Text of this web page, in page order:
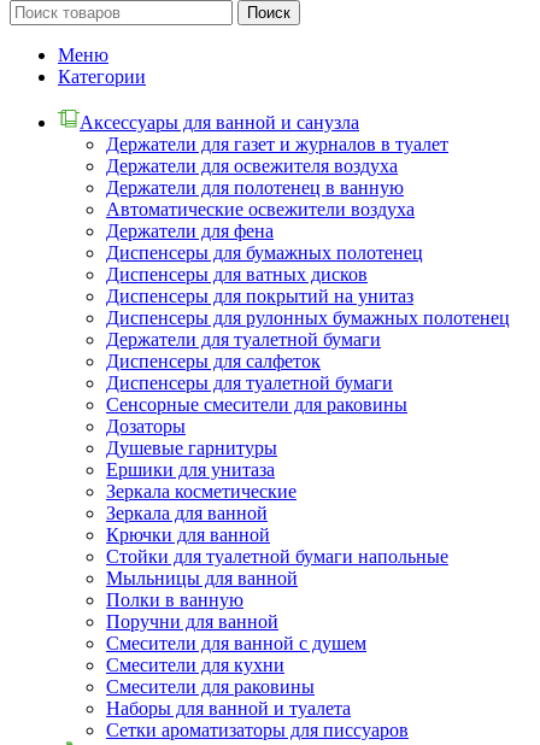
Поиск
Меню
Категории
Аксессуары для ванной и санузла
Держатели для газет и журналов в туалет
Держатели для освежителя воздуха
Держатели для полотенец в ванную
Автоматические освежители воздуха
Держатели для фена
Диспенсеры для бумажных полотенец
Диспенсеры для ватных дисков
Диспенсеры для покрытий на унитаз
Диспенсеры для рулонных бумажных полотенец
Держатели для туалетной бумаги
Диспенсеры для салфеток
Диспенсеры для туалетной бумаги
Сенсорные смесители для раковины
Дозаторы
Душевые гарнитуры
Ершики для унитаза
Зеркала косметические
Зеркала для ванной
Крючки для ванной
Стойки для туалетной бумаги напольные
Мыльницы для ванной
Полки в ванную
Поручни для ванной
Смесители для ванной с душем
Смесители для кухни
Смесители для раковины
Наборы для ванной и туалета
Сетки ароматизаторы для писсуаров